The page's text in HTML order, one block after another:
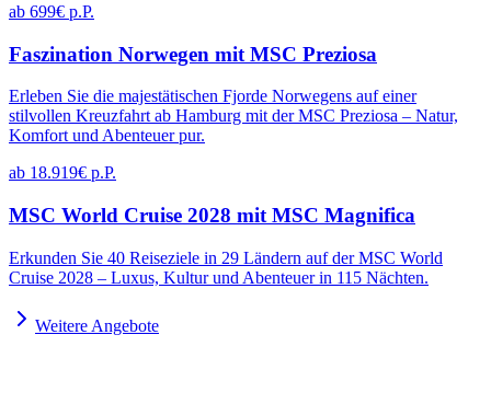
ab 699€ p.P.
Faszination Norwegen mit MSC Preziosa
Erleben Sie die majestätischen Fjorde Norwegens auf einer
stilvollen Kreuzfahrt ab Hamburg mit der MSC Preziosa – Natur,
Komfort und Abenteuer pur.
ab 18.919€ p.P.
MSC World Cruise 2028 mit MSC Magnifica
Erkunden Sie 40 Reiseziele in 29 Ländern auf der MSC World
Cruise 2028 – Luxus, Kultur und Abenteuer in 115 Nächten.
Weitere Angebote